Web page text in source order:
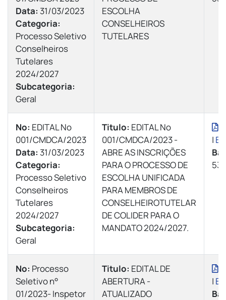
Data: 31/03/2023
Categoria:
Processo Seletivo
Conselheiros
Tutelares
2024/2027
Subcategoria:
Geral
ESCOLHA
CONSELHEIROS
TUTELARES
Nº: EDITAL Nº
001/CMDCA/2023
Data: 31/03/2023
Categoria:
Processo Seletivo
Conselheiros
Tutelares
2024/2027
Subcategoria:
Geral
Titulo: EDITAL Nº
001/CMDCA/2023 -
ABRE AS INSCRIÇÕES
PARA O PROCESSO DE
ESCOLHA UNIFICADA
PARA MEMBROS DE
CONSELHEIROTUTELAR
DE COLIDER PARA O
MANDATO 2024/2027.
|
53
Nº: Processo
Seletivo n°
01/2023- Inspetor
Titulo: EDITAL DE
ABERTURA -
ATUALIZADO
|